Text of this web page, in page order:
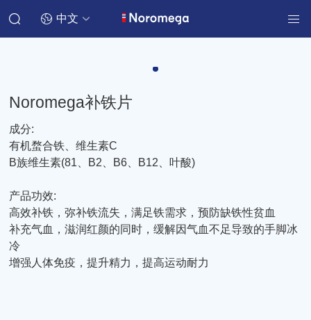
中文
Noromega补铁片
成分:
有机蝥合铁、维生素C
B族维生素(81、B2、B6、B12、叶酸)
产品功效:
高效补铁，弥补铁流失，满足铁需求，预防缺铁性贫血
补充气血，滋润红颜的同时，缓解因气血不足导致的手脚冰
冷
增强人体免疫，提升精力，提高运动耐力